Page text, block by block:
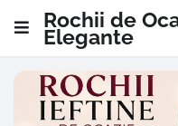
Rochii de
Elegante